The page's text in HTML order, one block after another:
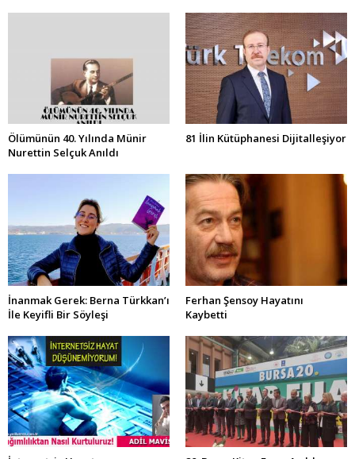
Ölümünün 40. Yılında Münir
Nurettin Selçuk Anıldı
81 İlin Kütüphanesi Dijitalleşiyor
İnanmak Gerek: Berna Türkkan’ı
İle Keyifli Bir Söyleşi
Ferhan Şensoy Hayatını
Kaybetti